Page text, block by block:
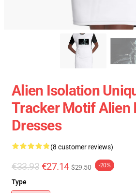
Alien Isolation
Tracker Motif Alien
Dresses
(8 customer reviews)
€33.93 €27.14 $29.50 -20%
Type